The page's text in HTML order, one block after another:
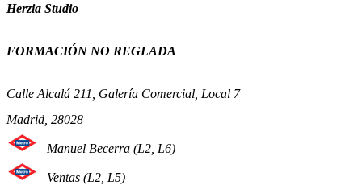
Herzia Studio
FORMACIÓN NO REGLADA
Calle Alcalá 211, Galería Comercial, Local 7
Madrid, 28028
Manuel Becerra (L2, L6)
Ventas (L2, L5)